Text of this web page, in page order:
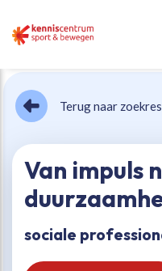
Terug naar
Van impuls
sociale
Jeugd in beweging
Onze missie